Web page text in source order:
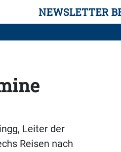
NEWSLETTER
Leiter der
Reisen nach